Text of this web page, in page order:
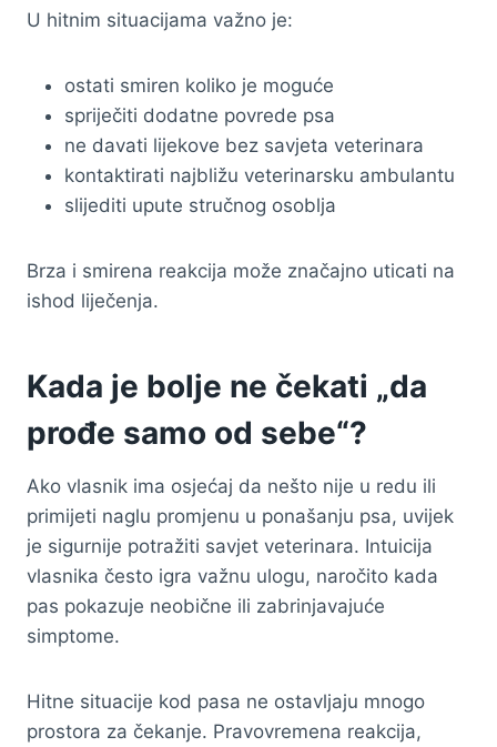
U hitnim situacijama važno je:
ostati smiren koliko je moguće
spriječiti dodatne povrede psa
ne davati lijekove bez savjeta veterinara
kontaktirati najbližu veterinarsku ambulantu
slijediti upute stručnog osoblja
Brza i smirena reakcija može značajno uticati na
ishod liječenja.
Kada je bolje ne čekati „da
prođe samo od sebe“?
Ako vlasnik ima osjećaj da nešto nije u redu ili
primijeti naglu promjenu u ponašanju psa, uvijek
je sigurnije potražiti savjet veterinara. Intuicija
vlasnika često igra važnu ulogu, naročito kada
pas pokazuje neobične ili zabrinjavajuće
simptome.
Hitne situacije kod pasa ne ostavljaju mnogo
prostora za čekanje. Pravovremena reakcija,